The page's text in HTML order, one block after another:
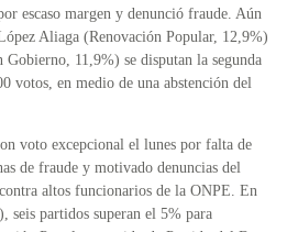
escaso margen y denunció fraude. Aún
Aliaga (Renovación Popular, 12,9%)
11,9%) se disputan la segunda
votos, en medio de una abstención del
voto excepcional el lunes por falta de
de fraude y motivado denuncias del
altos funcionarios de la ONPE. En
seis partidos superan el 5% para